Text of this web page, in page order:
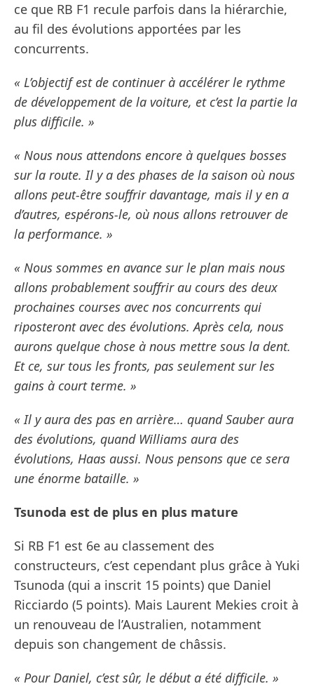
ce que RB F1 recule parfois dans la hiérarchie,
au fil des évolutions apportées par les
concurrents.
« L’objectif est de continuer à accélérer le rythme
de développement de la voiture, et c’est la partie la
plus difficile. »
« Nous nous attendons encore à quelques bosses
sur la route. Il y a des phases de la saison où nous
allons peut-être souffrir davantage, mais il y en a
d’autres, espérons-le, où nous allons retrouver de
la performance. »
« Nous sommes en avance sur le plan mais nous
allons probablement souffrir au cours des deux
prochaines courses avec nos concurrents qui
riposteront avec des évolutions. Après cela, nous
aurons quelque chose à nous mettre sous la dent.
Et ce, sur tous les fronts, pas seulement sur les
gains à court terme. »
« Il y aura des pas en arrière… quand Sauber aura
des évolutions, quand Williams aura des
évolutions, Haas aussi. Nous pensons que ce sera
une énorme bataille. »
Tsunoda est de plus en plus mature
Si RB F1 est 6e au classement des
constructeurs, c’est cependant plus grâce à Yuki
Tsunoda (qui a inscrit 15 points) que Daniel
Ricciardo (5 points). Mais Laurent Mekies croit à
un renouveau de l’Australien, notamment
depuis son changement de châssis.
« Pour Daniel, c’est sûr, le début a été difficile. »